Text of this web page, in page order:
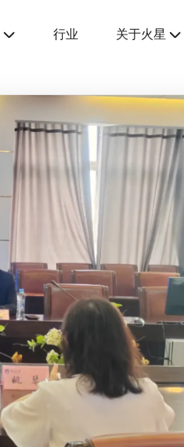
行业 关于火星